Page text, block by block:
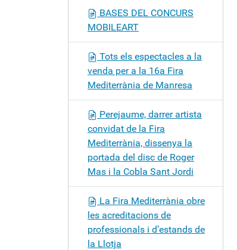
BASES DEL CONCURS
MOBILEART
Tots els espectacles a la
venda per a la 16a Fira
Mediterrània de Manresa
Perejaume, darrer artista
convidat de la Fira
Mediterrània, dissenya la
portada del disc de Roger
Mas i la Cobla Sant Jordi
La Fira Mediterrània obre
les acreditacions de
professionals i d’estands de
la Llotja